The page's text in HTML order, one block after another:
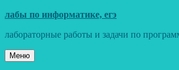
Перейти
содержимому
лабы по информатике, егэ
лабораторные работы и задачи по
Меню